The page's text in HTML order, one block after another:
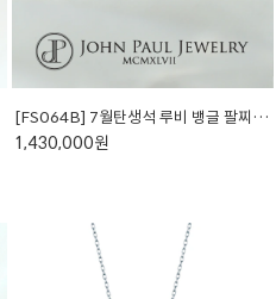
[FS064B] 7월탄생석 루비 뱅글 팔찌 (천연석)
1,430,000원